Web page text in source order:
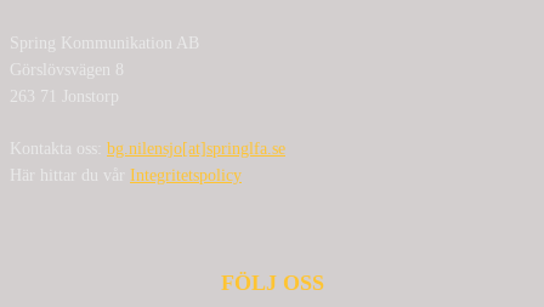
Spring Kommunikation AB
Görslövsvägen 8
263 71 Jonstorp
Kontakta oss: bg.nilensjo[at]springlfa.se
Här hittar du vår Integritetspolicy
FÖLJ OSS